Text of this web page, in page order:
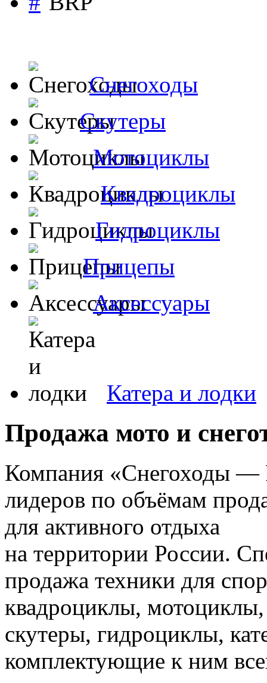
Снегоходы
Скутеры
Мотоциклы
Квадроциклы
Гидроциклы
Прицепы
Аксессуары
Катера и лодки
Продажа мото и
Компания «Снегоходы —
лидеров по объёмам
для активного отдыха
на территории России.
продажа техники для
квадроциклы, мотоциклы,
скутеры, гидроциклы,
комплектующие к ним